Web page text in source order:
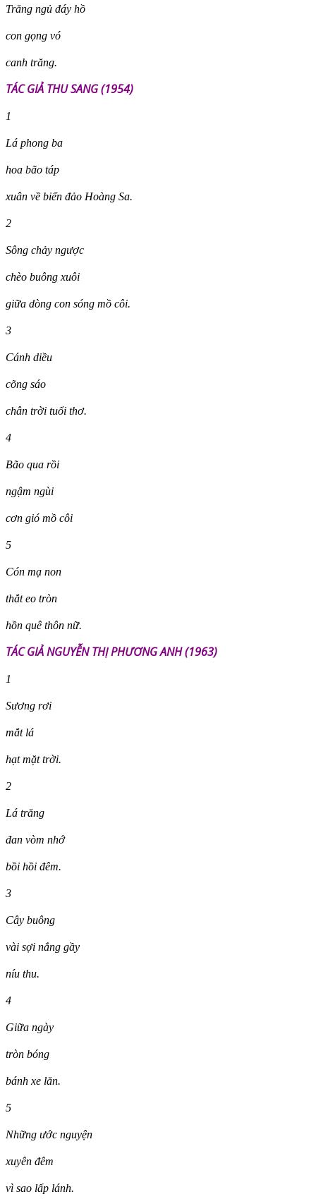
Trăng ngủ đáy hồ
con gọng vó
canh trăng.
TÁC GIẢ THU SANG (1954)
1
Lá phong ba
hoa bão táp
xuân về biển đảo Hoàng Sa.
2
Sông chảy ngược
chèo buông xuôi
giữa dòng con sóng mồ côi.
3
Cánh diều
cõng sáo
chân trời tuổi thơ.
4
Bão qua rồi
ngậm ngùi
cơn gió mồ côi
5
Cón mạ non
thắt eo tròn
hồn quê thôn nữ.
TÁC GIẢ NGUYỄN THỊ PHƯƠNG ANH (1963)
1
Sương rơi
mắt lá
hạt mặt trời.
2
Lá trăng
đan vòm nhớ
bồi hồi đêm.
3
Cây buông
vài sợi nắng gầy
níu thu.
4
Giữa ngày
tròn bóng
bánh xe lăn.
5
Những ước nguyện
xuyên đêm
vì sao lấp lánh.